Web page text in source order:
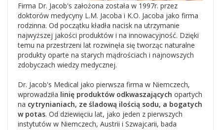
Firma Dr. Jacob's założona została w 1997r. przez
doktorów medycyny L.M. Jacoba i K.O. Jacoba jako firma
rodzinna. Od początku kładła nacisk na utrzymanie
najwyższej jakości produktów i na innowacyjność. Dzięki
temu na przestrzeni lat rozwinęła się tworząc naturalne
produkty oparte na starych mądrościach i najnowszych
zdobyczach wiedzy medycznej.
Dr. Jacob's Medical jako pierwsza firma w Niemczech,
wprowadziła linię produktów odkwaszających opartych
na cytrynianiach, ze śladową ilością sodu, a bogatych
w potas. Od dziewięciu lat, jako jeden z pierwszych
instytutów w Niemczech, Austrii i Szwajcarii, bada